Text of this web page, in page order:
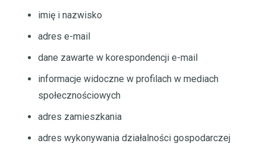
imię i nazwisko
adres e-mail
dane zawarte w korespondencji e-mail
informacje widoczne w profilach w mediach
społecznościowych
adres zamieszkania
adres wykonywania działalności gospodarczej